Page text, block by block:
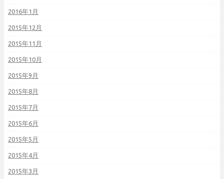
2016年1月
2015年12月
2015年11月
2015年10月
2015年9月
2015年8月
2015年7月
2015年6月
2015年5月
2015年4月
2015年3月